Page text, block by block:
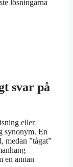
lösningarna
svar på
eller
synonym. En
medan ”tågat”
en annan